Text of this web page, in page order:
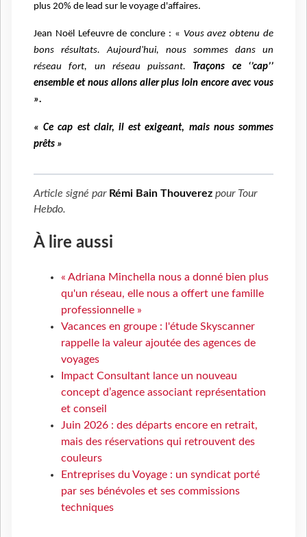
plus 20% de lead sur le voyage d'affaires.
Jean Noël Lefeuvre de conclure : « Vous avez obtenu de
bons résultats. Aujourd'hui, nous sommes dans un
réseau fort, un réseau puissant.
Traçons ce ‘’cap’’
ensemble et nous allons aller plus loin encore avec vous
».
« Ce cap est clair, il est exigeant, mais nous sommes
prêts »
Article signé par Rémi Bain Thouverez pour Tour
Hebdo.
À lire aussi
« Adriana Minchella nous a donné bien plus
qu'un réseau, elle nous a offert une famille
professionnelle »
Vacances en groupe : l'étude Skyscanner
rappelle la valeur ajoutée des agences de
voyages
Impact Consultant lance un nouveau
concept d’agence associant représentation
et conseil
Juin 2026 : des départs encore en retrait,
mais des réservations qui retrouvent des
couleurs
Entreprises du Voyage : un syndicat porté
par ses bénévoles et ses commissions
techniques